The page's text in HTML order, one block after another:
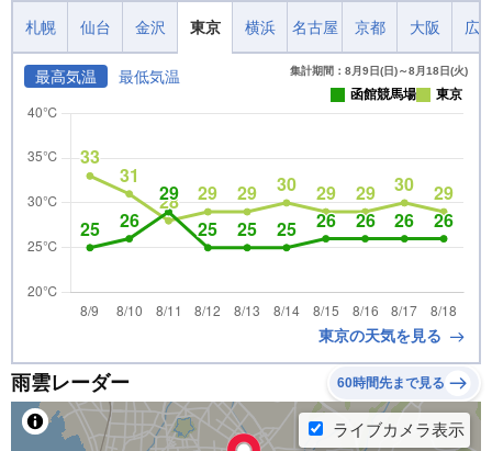
札幌 仙台 金沢 東京 横浜 名古屋 京都 大阪 広
最高気温 最低気温 集計期間：8月9日(日)～8月18日(火)
函館競馬場 東京
東京の天気を見る
雨雲レーダー 60時間先まで見る